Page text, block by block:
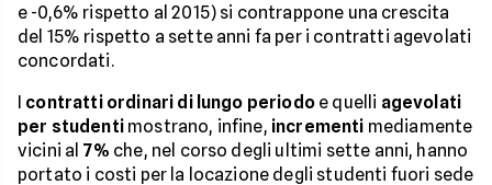
e -0,6% rispetto al 2015) si contrappone una crescita
del 15% rispetto a sette anni fa per i contratti agevolati
concordati.
I contratti ordinari di lungo periodoe quelli agevolati
per studentimostrano, infine, incrementi mediamente
vicini al 7% che, nel corso degli ultimi sette anni, hanno
portato i costi per la locazione degli studenti fuori sede